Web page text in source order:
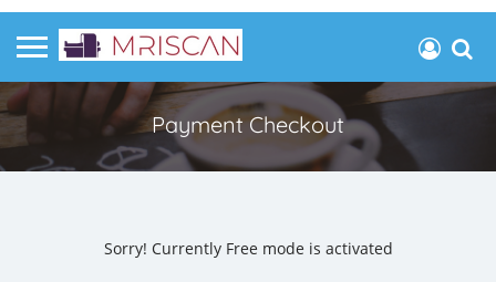
Payment Checkout
Sorry! Currently Free mode is activated